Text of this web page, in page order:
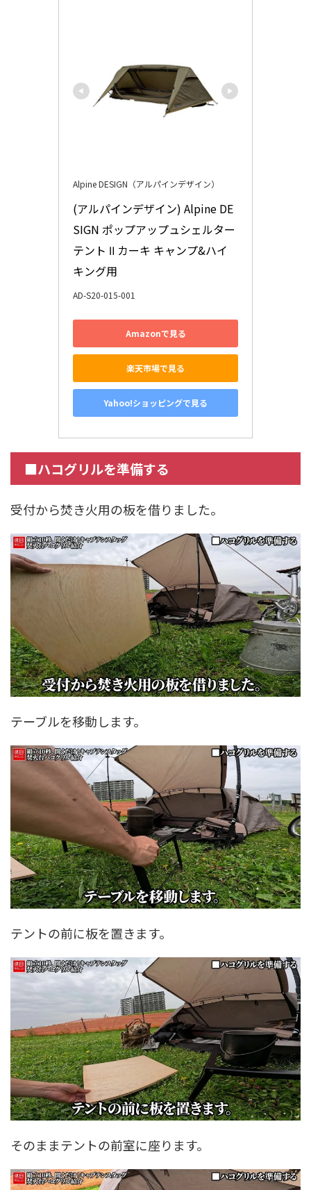
Alpine DESIGN（アルパインデザイン）
(アルパインデザイン) Alpine DE
SIGN ポップアップュシェルター
テント Ⅱ カーキ キャンプ&ハイ
キング用
AD-S20-015-001
Amazonで見る
楽天市場で見る
Yahoo!ショッピングで見る
■ハコグリルを準備する
受付から焚き火用の板を借りました。
テーブルを移動します。
テントの前に板を置きます。
そのままテントの前室に座ります。